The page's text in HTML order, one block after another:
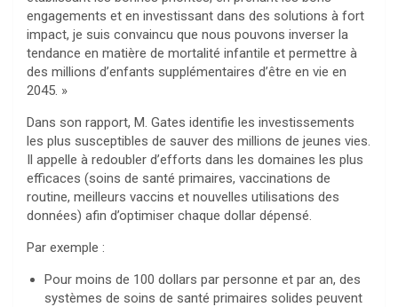
engagements et en investissant dans des solutions à fort
impact, je suis convaincu que nous pouvons inverser la
tendance en matière de mortalité infantile et permettre à
des millions d’enfants supplémentaires d’être en vie en
2045. »
Dans son rapport, M. Gates identifie les investissements
les plus susceptibles de sauver des millions de jeunes vies.
Il appelle à redoubler d’efforts dans les domaines les plus
efficaces (soins de santé primaires, vaccinations de
routine, meilleurs vaccins et nouvelles utilisations des
données) afin d’optimiser chaque dollar dépensé.
Par exemple :
Pour moins de 100 dollars par personne et par an, des
systèmes de soins de santé primaires solides peuvent